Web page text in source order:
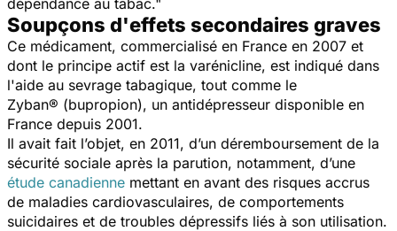
Soupçons d'effets secondaires graves
Ce médicament, commercialisé en France en 2007 et
dont le principe actif est la varénicline, est indiqué dans
l'aide au sevrage tabagique, tout comme le
Zyban® (bupropion), un antidépresseur disponible en
France depuis 2001.
Il avait fait l’objet, en 2011, d’un déremboursement de la
sécurité sociale après la parution, notamment, d’une
étude canadienne mettant en avant des risques accrus
de maladies cardiovasculaires, de comportements
suicidaires et de troubles dépressifs liés à son utilisation.